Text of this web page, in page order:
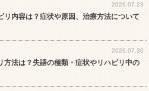
2026.07.23
リ内容は？症状や原因、治療方法について
2026.07.30
方法は？失語の種類・症状やリハビリ中の